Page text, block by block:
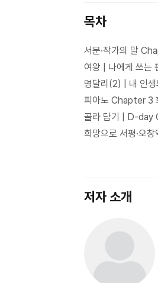
목차
서문·작가의 말
여왕 | 나에게 쓰는
명달리(2) | 내 인생
피아노 Chapter 3
골라 담기 | D-day
희망으로 서평·오
저자 소개